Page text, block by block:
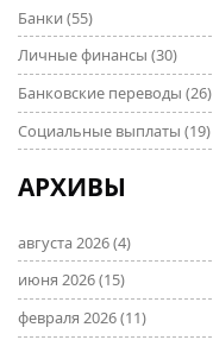
Банки (55)
Личные финансы (30)
Банковские переводы (26)
Социальные выплаты (19)
АРХИВЫ
августа 2026(4)
июня 2026(15)
февраля 2026(11)